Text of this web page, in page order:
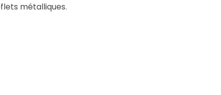
métalliques.